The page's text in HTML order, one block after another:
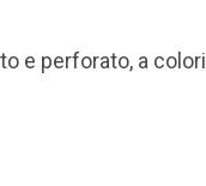
e perforato, a colori